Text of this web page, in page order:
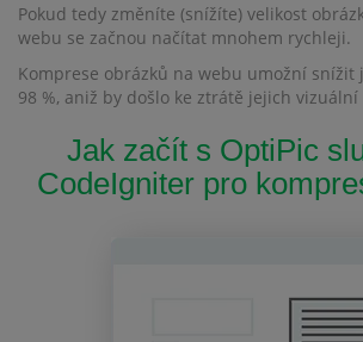
Pokud tedy změníte (snížíte) velikost
webu se začnou načítat mnohem rychleji.
Komprese obrázků na webu umožní snížit
98 %, aniž by došlo ke ztrátě jejich vizuální
Jak začít s OptiPic
CodeIgniter pro